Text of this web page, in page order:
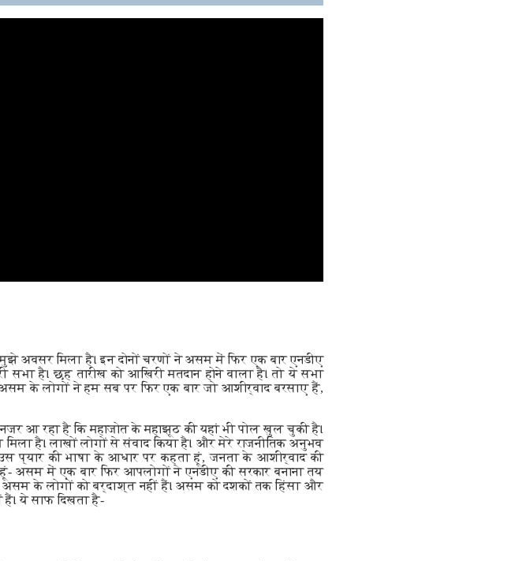
अवसर मिला है। इन दोनों चरणों ने असम में फिर एक बार एनडीए
है। छह तारीख को आखिरी मतदान होने वाला है। तो ये सभा
के लोगों ने हम सब पर फिर एक बार जो आशीर्वाद बरसाए हैं,
आ रहा है कि महाजोत के महाझूठ की यहां भी पोल खुल चुकी है।
है। लाखों लोगों से संवाद किया है। और मेरे राजनीतिक अनुभव
प्यार की भाषा के आधार पर कहता हूं, जनता के आशीर्वाद की
में एक बार फिर आपलोगों ने एनडीए की सरकार बनाना तय
असम के लोगों को बर्दाश्त नहीं हैं। असम को दशकों तक हिंसा और
ये साफ दिखता है-